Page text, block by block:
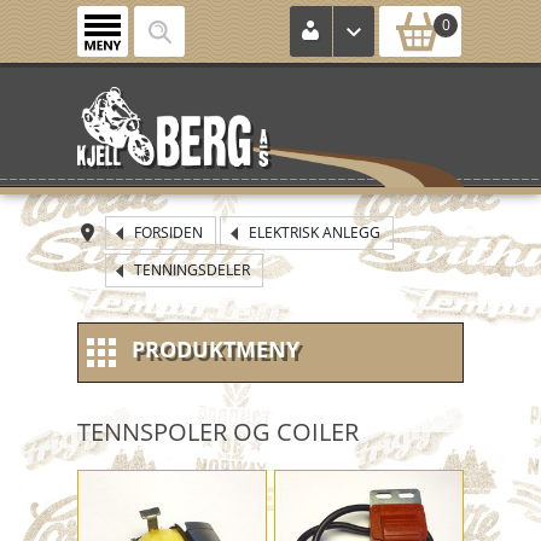
0
FORSIDEN
ELEKTRISK ANLEGG
TENNINGSDELER
PRODUKTMENY
NYE VARER
NOS (new old stock)
TENNSPOLER OG COILER